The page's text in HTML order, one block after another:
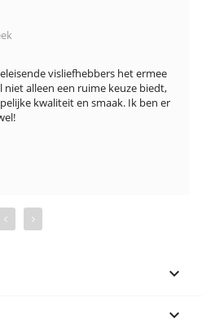
visliefhebbers het ermee
alleen een ruime keuze biedt,
kwaliteit en smaak. Ik ben er
‹ ›

